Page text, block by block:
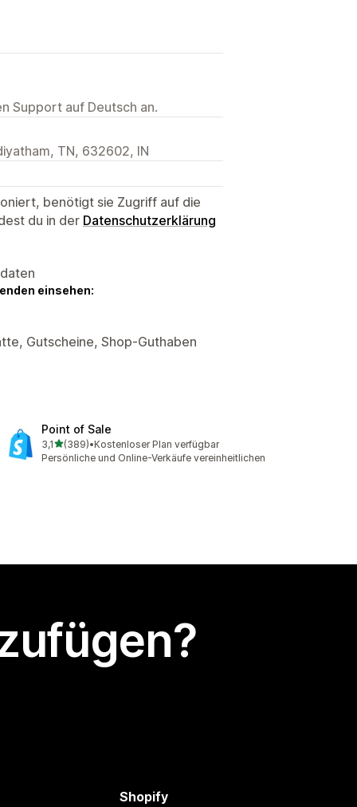
Support auf Deutsch an.
TN, 632602, IN
benötigt sie Zugriff auf die
du in der Datenschutzerklärung
einsehen:
Gutscheine, Shop-Guthaben
Point of Sale
3,1von 5 Sternen
(389)
389 Rezensionen insgesamt
•Kostenloser Plan verfügbar
Persönliche und Online-Verkäufe vereinheitlichen
Shopify